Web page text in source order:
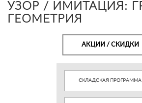
УЗОР / ИМИТАЦИЯ:
ГЕОМЕТРИЯ
АКЦИИ / СКИДКИ
СКЛАДСКАЯ ПРОГРАММА